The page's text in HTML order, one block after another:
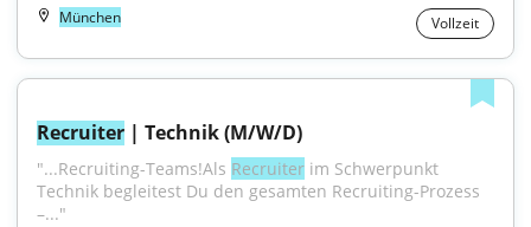
München Vollzeit
Recruiter | Technik (M/W/D)
"...Recruiting-Teams!Als Recruiter im Schwerpunkt
Technik begleitest Du den gesamten Recruiting-Prozess
–..."